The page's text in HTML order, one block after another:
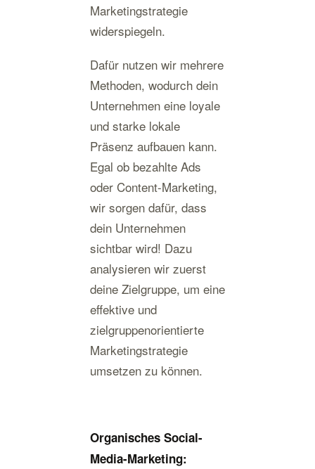
Marketingstrategie
widerspiegeln.
Dafür nutzen wir mehrere
Methoden, wodurch dein
Unternehmen eine loyale
und starke lokale
Präsenz aufbauen kann.
Egal ob bezahlte Ads
oder Content-Marketing,
wir sorgen dafür, dass
dein Unternehmen
sichtbar wird! Dazu
analysieren wir zuerst
deine Zielgruppe, um eine
effektive und
zielgruppenorientierte
Marketingstrategie
umsetzen zu können.
Organisches Social-
Media-Marketing: